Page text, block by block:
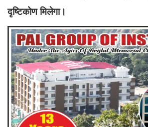
दृष्टिकोण मिलेगा।